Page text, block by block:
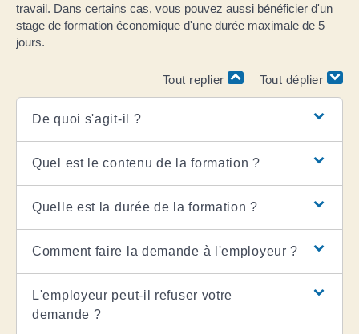
travail. Dans certains cas, vous pouvez aussi bénéficier d'un
stage de formation économique d'une durée maximale de 5
jours.
Tout replier Tout déplier
De quoi s'agit-il ?
Quel est le contenu de la formation ?
Quelle est la durée de la formation ?
Comment faire la demande à l'employeur ?
L'employeur peut-il refuser votre
demande ?